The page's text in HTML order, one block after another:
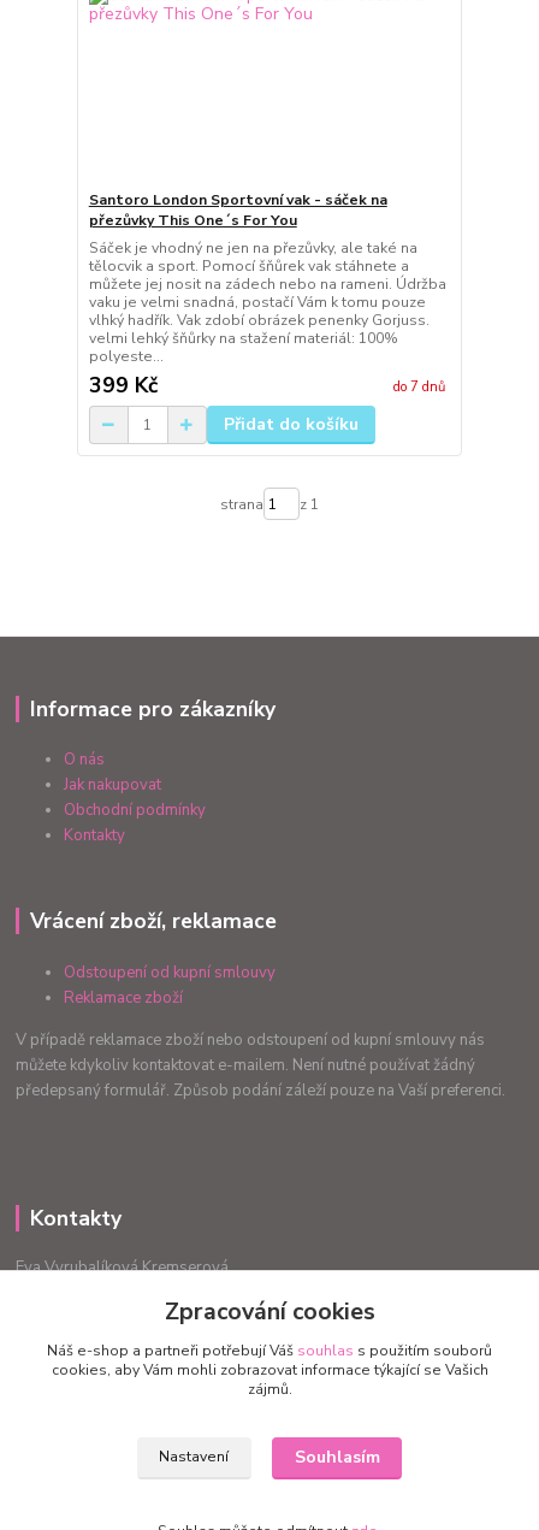
Santoro London Sportovní vak - sáček na
přezůvky This One´s For You
Sáček je vhodný ne jen na přezůvky, ale také na
tělocvik a sport. Pomocí šňůrek vak stáhnete a
můžete jej nosit na zádech nebo na rameni. Údržba
vaku je velmi snadná, postačí Vám k tomu pouze
vlhký hadřík. Vak zdobí obrázek penenky Gorjuss.
velmi lehký šňůrky na stažení materiál: 100%
polyeste...
399 Kč do 7 dnů
Přidat do košíku
strana z 1
Informace pro zákazníky
O nás
Jak nakupovat
Obchodní podmínky
Kontakty
Vrácení zboží, reklamace
Odstoupení od kupní smlouvy
Reklamace zboží
V případě reklamace zboží nebo odstoupení od kupní smlouvy nás
můžete kdykoliv kontaktovat e-mailem. Není nutné používat žádný
předepsaný formulář. Způsob podání záleží pouze na Vaší preferenci.
Kontakty
Eva Vyrubalíková Kremserová
info.radost@email.cz
Upravit sběr cookies.
Zpracování cookies
Náš e-shop a partneři potřebují Váš souhlas s použitím souborů
cookies, aby Vám mohli zobrazovat informace týkající se Vašich
zájmů.
Nastavení Souhlasím